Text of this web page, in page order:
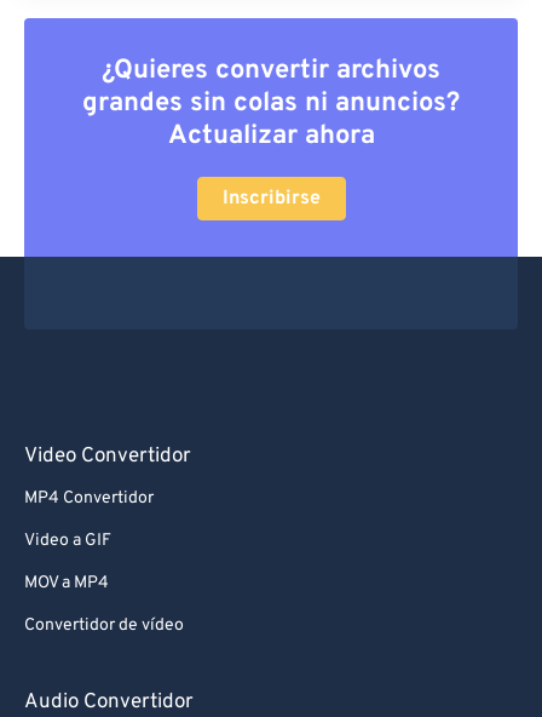
¿Quieres convertir archivos
grandes sin colas ni anuncios?
Actualizar ahora
Inscribirse
Video Convertidor
MP4 Convertidor
Video a GIF
MOV a MP4
Convertidor de vídeo
Audio Convertidor